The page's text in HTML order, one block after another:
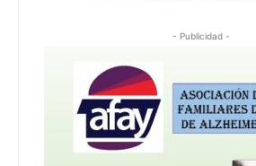
- Publicidad -